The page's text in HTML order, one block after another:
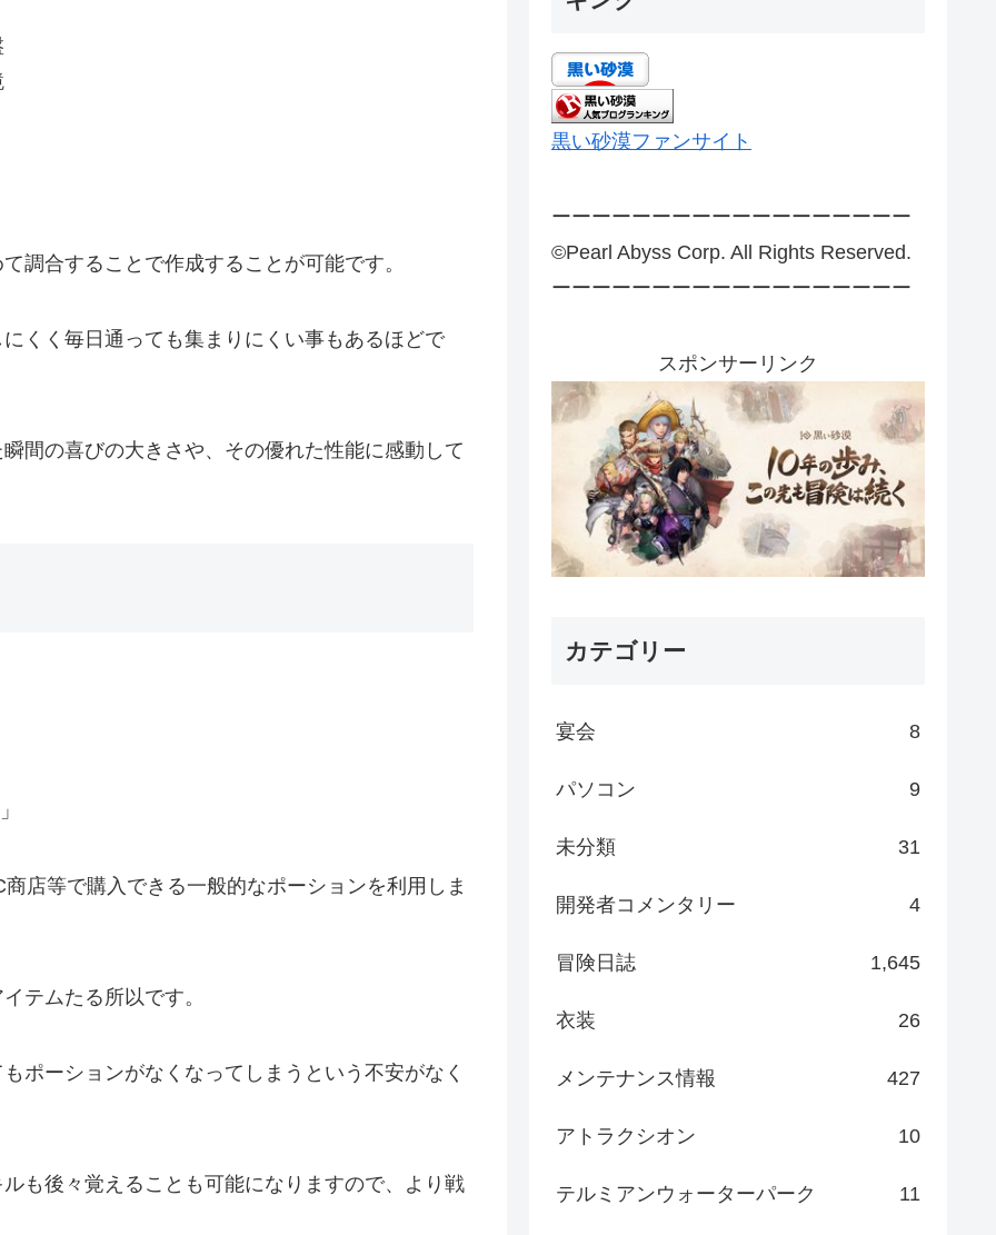
調合することで作成することが可能です。
くく毎日通っても集まりにくい事もあるほどで
間の喜びの大きさや、その優れた性能に感動して
店等で購入できる一般的なポーションを利用しま
テムたる所以です。
ポーションがなくなってしまうという不安がなく
も後々覚えることも可能になりますので、より戦
黒い砂漠ファンサイト
ーーーーーーーーーーーーーーーーーー
©Pearl Abyss Corp. All Rights Reserved.
ーーーーーーーーーーーーーーーーーー
スポンサーリンク
カテゴリー
宴会 8
パソコン 9
未分類 31
開発者コメンタリー 4
冒険日誌 1,645
衣装 26
メンテナンス情報 427
アトラクシオン 10
テルミアンウォーターパーク 11